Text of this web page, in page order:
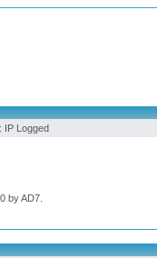
IP Logged
by AD7.